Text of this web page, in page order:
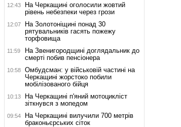
12:43
На Черкащині оголосили жовтий
рівень небезпеки через грози
12:07
На Золотоніщині понад 30
рятувальників гасять пожежу
торфовища
11:59
На Звенигородщині доглядальник до
смерті побив пенсіонера
10:58
Омбудсман: у військовій частині на
Черкащині жорстоко побили
мобілізованого бійця
10:13
На Черкащині п'яний мотоцикліст
зіткнувся з мопедом
09:54
На Черкащині вилучили 700 метрів
браконьєрських сіток